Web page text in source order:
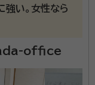
を行います。
強い。女性なら
office